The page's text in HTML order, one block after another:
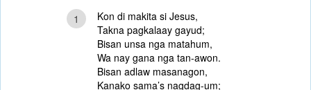
1
Kon di makita si Jesus,
Takna pagkalaay gayud;
Bisan unsa nga matahum,
Wa nay gana nga tan-awon.
Bisan adlaw masanagon,
Kanako sama’s nagdag-um;